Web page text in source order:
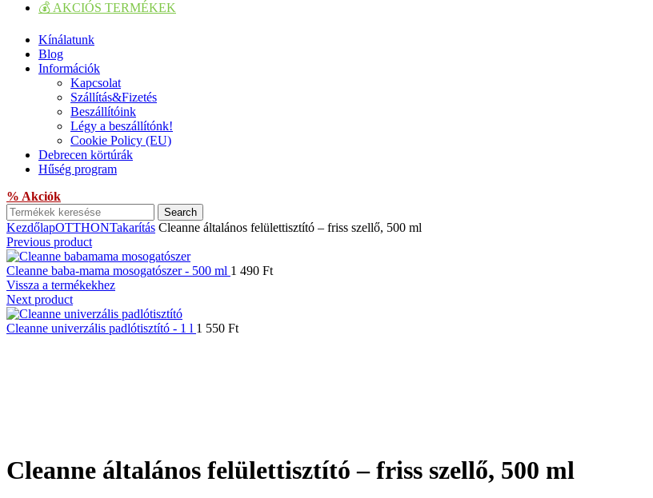
💰 AKCIÓS TERMÉKEK
Kínálatunk
Blog
Információk
Kapcsolat
Szállítás&Fizetés
Beszállítóink
Légy a beszállítónk!
Cookie Policy (EU)
Debrecen körtúrák
Hűség program
% Akciók
Search
KezdőlapOTTHONTakarítás Cleanne általános felülettisztító – friss szellő, 500 ml
Previous product
Cleanne baba-mama mosogatószer - 500 ml 1 490 Ft
Vissza a termékekhez
Next product
Cleanne univerzális padlótisztító - 1 l 1 550 Ft
Cleanne általános felülettisztító – friss szellő, 500 ml